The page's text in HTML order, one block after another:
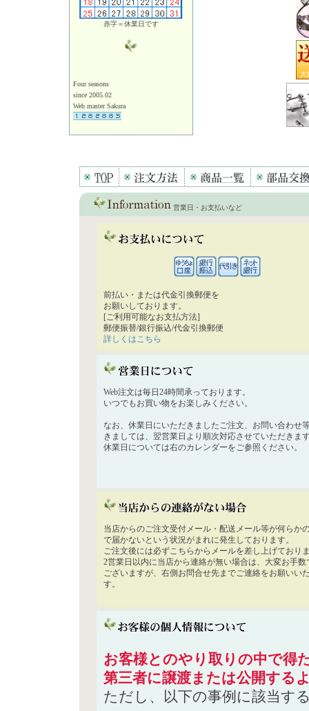
赤字＝休業日です
Four seasons
since 2005.02
Web master Sakura
営業日・お支払いなど
前払い・または代金引換郵便を
お願いしております。
[ご利用可能なお支払方法]
郵便振替/銀行振込/代金引換郵便
詳しくはこちら
Web注文は毎日24時間承っております。
いつでもお買い物をお楽しみください。
なお、休業日にいただきましたご注文、お問い合わせ
きましては、翌営業日より順次対応させていただきま
休業日については右のカレンダーをご参照ください。
当店からのご注文受付メール・配送メール等が何らか
で届かないという状況がまれに発生しております。
ご注文後には必ずこちらからメールを差し上げており
2営業日以内に当店から連絡が無い場合は、大変お手数
ございますが、右側お問合せ先までご連絡をお願いい
す。
お客様とのやり取りの中で得
第三者に譲渡または公開する
ただし、以下の事例に該当す